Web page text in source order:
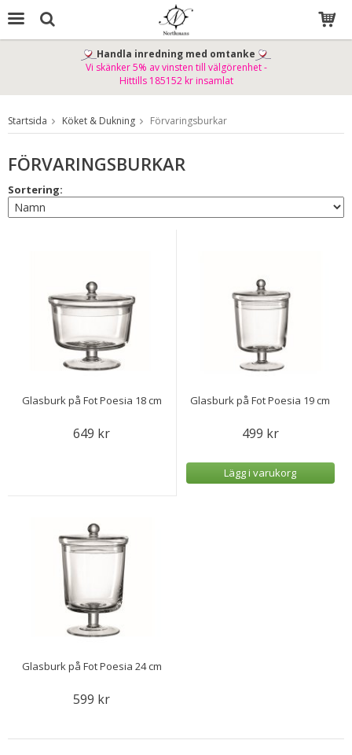
Produkten har blivit tillagd i varukorgen
Handla inredning med omtanke
Vi skänker 5% av vinsten till välgörenhet -
Hittills 185152 kr insamlat
Startsida Köket & Dukning Förvaringsburkar
FÖRVARINGSBURKAR
Sortering:
Glasburk på Fot Poesia 18 cm
649 kr
Glasburk på Fot Poesia 19 cm
499 kr
Lägg i varukorg
Glasburk på Fot Poesia 24 cm
599 kr